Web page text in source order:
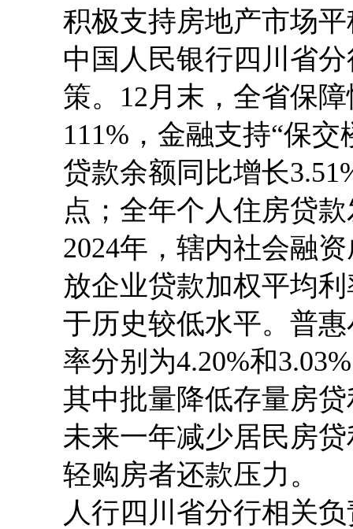
积极支持房地产市场
中国人民银行四川省
策。12月末，全省保
111%，金融支持“保
贷款余额同比增长
点；全年个人住房贷
2024年，辖内社会融
放企业贷款加权平均
于历史较低水平。普
率分别为4.20%和
其中批量降低存量房
未来一年减少居民房
轻购房者还款压力。
人行四川省分行相关